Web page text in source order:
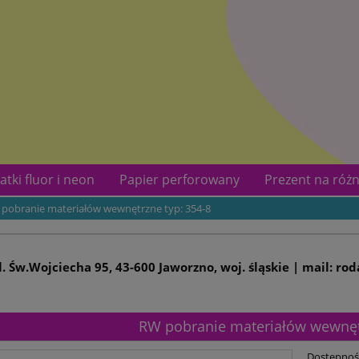
fluor i neon Papier perforowany
Prezent na
Kontakt
pobranie materiałów wewnętrzne typ: 354-8
Św.Wojciecha 95, 43-600 Jaworzno, woj. śląskie | mail:
RW pobranie materiałów